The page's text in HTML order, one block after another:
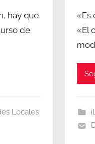
hay que
de
Locales
«Es
«El